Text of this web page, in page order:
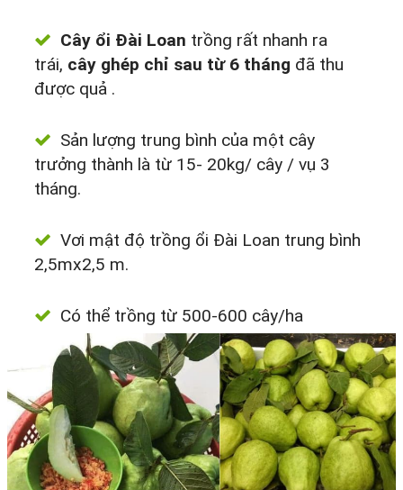
Cây ổi Đài Loan trồng rất nhanh ra
trái, cây ghép chỉ sau từ 6 tháng đã thu
được quả .
Sản lượng trung bình của một cây
trưởng thành là từ 15- 20kg/ cây / vụ 3
tháng.
Vơi mật độ trồng ổi Đài Loan trung bình
2,5mx2,5 m.
Có thể trồng từ 500-600 cây/ha